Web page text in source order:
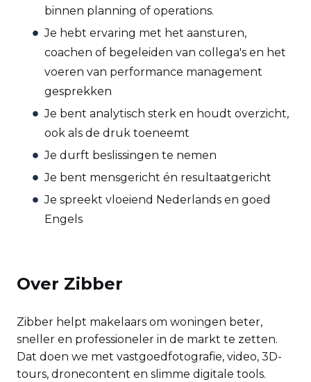
binnen planning of operations.
Je hebt ervaring met het aansturen,
coachen of begeleiden van collega's en het
voeren van performance management
gesprekken
Je bent analytisch sterk en houdt overzicht,
ook als de druk toeneemt
Je durft beslissingen te nemen
Je bent mensgericht én resultaatgericht
Je spreekt vloeiend Nederlands en goed
Engels
Over Zibber
Zibber helpt makelaars om woningen beter,
sneller en professioneler in de markt te zetten.
Dat doen we met vastgoedfotografie, video, 3D-
tours, dronecontent en slimme digitale tools.